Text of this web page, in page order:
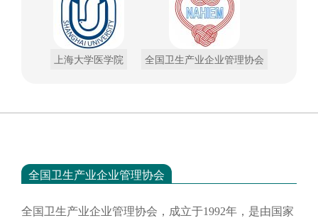
上海大学医学院 全国卫生产业企业管理协会
全国卫生产业企业管理协会
全国卫生产业企业管理协会，成立于1992年，是由国家